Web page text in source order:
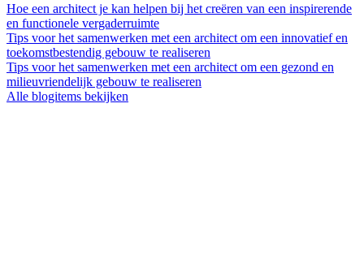
Hoe een architect je kan helpen bij het creëren van een inspirerende
en functionele vergaderruimte
Tips voor het samenwerken met een architect om een innovatief en
toekomstbestendig gebouw te realiseren
Tips voor het samenwerken met een architect om een gezond en
milieuvriendelijk gebouw te realiseren
Alle blogitems bekijken